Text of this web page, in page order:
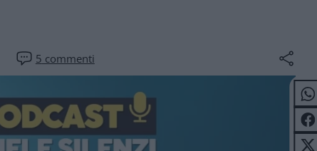
5 commenti